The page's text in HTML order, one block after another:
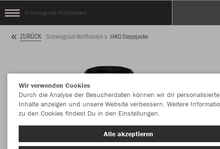
Schwingclub Wolfhalden
ZURÜCK Schwingclub Wolfhalden JAKO Steppjacke
Wir verwenden Cookies
Durch die Analyse der Besucherdaten können wir dir personalisierte
Inhalte anzeigen und unsere Website verbessern. Weitere
zu den Cookies findest Du in den Einstellungen.
Alle akzeptieren